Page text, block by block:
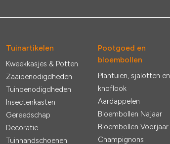
Tuinartikelen
Kweekkasjes & Potten
Zaaibenodigdheden
Tuinbenodigdheden
Insectenkasten
Gereedschap
Decoratie
Tuinhandschoenen
Pootgoed en
bloembollen
Plantuien, sjalotten en
knoflook
Aardappelen
Bloembollen Najaar
Bloembollen Voorjaar
Champignons